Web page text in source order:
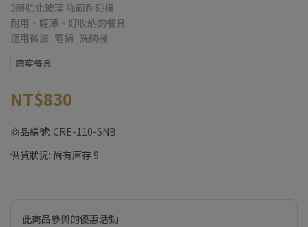
3層強化玻璃 強韌耐碰撞
耐用、輕薄、好收納的餐具
適用微波_電鍋_洗碗機
康寧餐具
NT$830
商品編號: CRE-110-SNB
供貨狀況: 尚有庫存 9
此商品參與的優惠活動